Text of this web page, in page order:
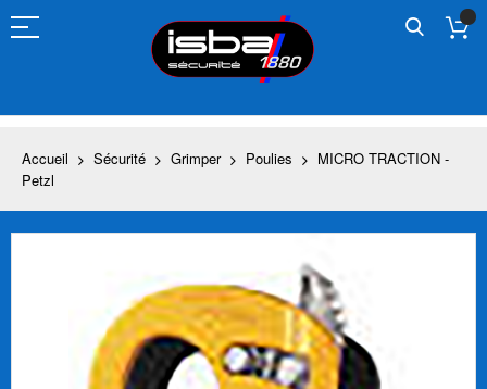
au
contenu
Accueil Sécurité Grimper Poulies
MICRO TRACTION -
Petzl